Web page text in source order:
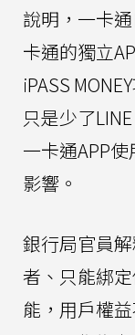
說明，一卡
卡通的獨立
iPASS
只是少了
一卡通APP
影響。
銀行局官員
者、只能綁
能，用戶權